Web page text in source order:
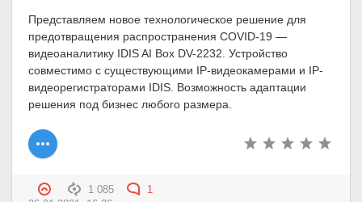
Представляем новое технологическое решение для
предотвращения распространения COVID-19 —
видеоаналитику IDIS AI Box DV-2232. Устройство
совместимо с существующими IP-видеокамерами и IP-
видеорегистраторами IDIS. Возможность адаптации
решения под бизнес любого размера.
1 085
1